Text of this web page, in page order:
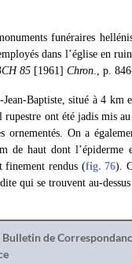
funéraires
dans l’église en
85 [1961] Chron., p.
Baptiste, situé à 4
ont été jadis mis
ornementés. On a
de haut dont l’épiderme
finement rendus (fig. 76).
qui se trouvent au-
de